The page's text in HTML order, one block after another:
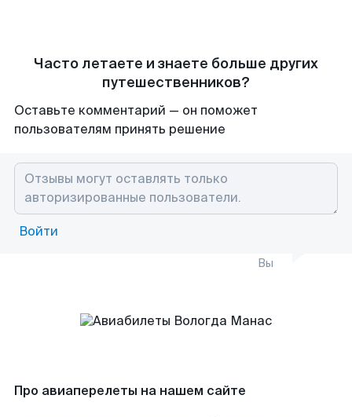
Часто летаете и знаете больше других
путешественников?
Оставьте комментарий — он поможет
пользователям принять решение
Войти
Вы
Про авиаперелеты на нашем сайте